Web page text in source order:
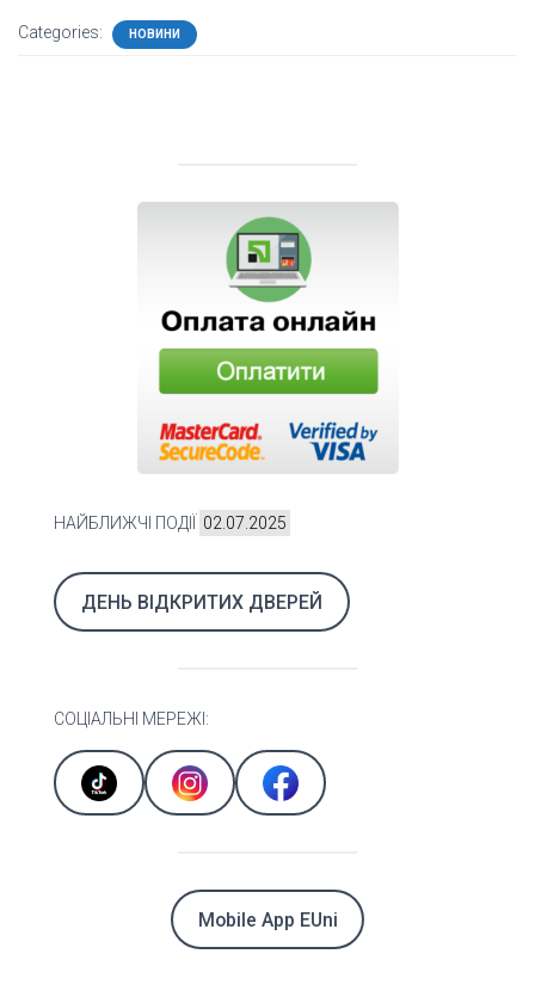
Categories: НОВИНИ
НАЙБЛИЖЧІ ПОДІЇ 02.07.2025
ДЕНЬ ВІДКРИТИХ ДВЕРЕЙ
СОЦІАЛЬНІ МЕРЕЖІ:
Mobile App EUni